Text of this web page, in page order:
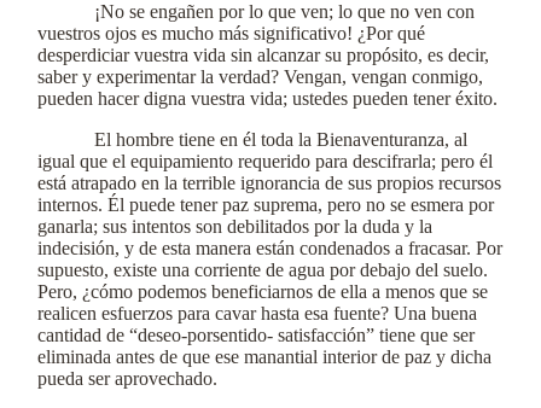
¡No se engañen por lo que ven; lo que no ven con
vuestros ojos es mucho más significativo! ¿Por qué
desperdiciar vuestra vida sin alcanzar su propósito, es decir,
saber y experimentar la verdad? Vengan, vengan conmigo,
pueden hacer digna vuestra vida; ustedes pueden tener éxito.
El hombre tiene en él toda la Bienaventuranza, al
igual que el equipamiento requerido para descifrarla; pero él
está atrapado en la terrible ignorancia de sus propios recursos
internos. Él puede tener paz suprema, pero no se esmera por
ganarla; sus intentos son debilitados por la duda y la
indecisión, y de esta manera están condenados a fracasar. Por
supuesto, existe una corriente de agua por debajo del suelo.
Pero, ¿cómo podemos beneficiarnos de ella a menos que se
realicen esfuerzos para cavar hasta esa fuente? Una buena
cantidad de “deseo-porsentido- satisfacción” tiene que ser
eliminada antes de que ese manantial interior de paz y dicha
pueda ser aprovechado.